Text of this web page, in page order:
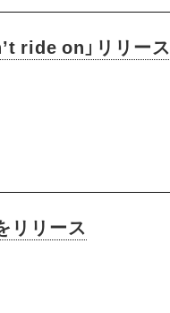
ride on」リリース
リリース